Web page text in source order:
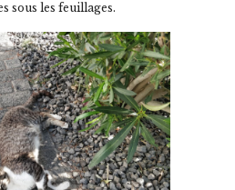
sous les feuillages.